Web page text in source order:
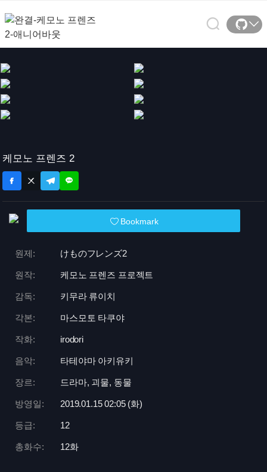
케모노 프렌즈 2
Bookmark
원제: けものフレンズ2
원작: 케모노 프렌즈 프로젝트
감독: 키무라 류이치
각본: 마스모토 타쿠야
작화: irodori
음악: 타테야마 아키유키
장르: 드라마, 괴물, 동물
방영일: 2019.01.15 02:05 (화)
등급: 12
총화수: 12화